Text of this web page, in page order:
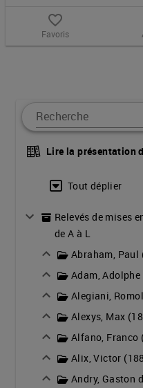
actes.
favorite_border
Favoris
Contenu de la
Lire la présentation
Tout déplier
Relevés de mises
de A à L
Abraham, Paul
Adam,
Alegiani,
Alexys, Max
Alfano, Franco
Alix, Victor
Andry, Gaston